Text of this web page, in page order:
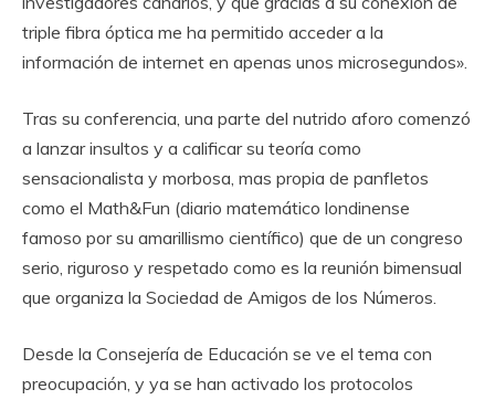
triple fibra óptica me ha permitido acceder a la
información de internet en apenas unos microsegundos».
Tras su conferencia, una parte del nutrido aforo comenzó
a lanzar insultos y a calificar su teoría como
sensacionalista y morbosa, mas propia de panfletos
como el Math&Fun (diario matemático londinense
famoso por su amarillismo científico) que de un congreso
serio, riguroso y respetado como es la reunión bimensual
que organiza la Sociedad de Amigos de los Números.
Desde la Consejería de Educación se ve el tema con
preocupación, y ya se han activado los protocolos